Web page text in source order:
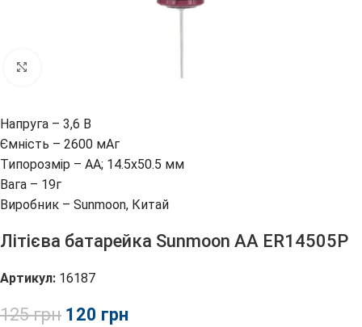
Напруга – 3,6 В
Ємність – 2600 мАг
Типорозмір – АА; 14.5х50.5 мм
Вага – 19г
Виробник – Sunmoon, Китай
Літієва батарейка Sunmoon АА ER14505P
Артикул: 16187
125грн 120 грн